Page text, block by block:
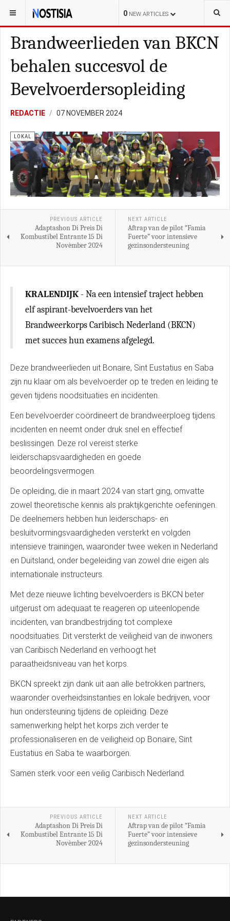
0 NEW ARTICLES
YOU ARE HERE: BONAIRE LOKAL
Brandweerlieden van BKCN
behalen succesvol de
Bevelvoerdersopleiding
REDACTIE 07 NOVEMBER 2024
LOKAL
PREVIOUS ARTICLE
Adaptashon Di Preis Di
Kombustibel Entrante 15 Di
Novèmber 2024
NEXT ARTICLE
Aftrap van de pilot “Famia
Fuerte” voor intensieve
gezinsondersteuning
KRALENDIJK- Na een intensief traject hebben
elf aspirant-bevelvoerders van het
Brandweerkorps Caribisch Nederland (BKCN)
met succes hun examens afgelegd.
Deze brandweerlieden uit Bonaire, Sint Eustatius en Saba
zijn nu klaar om als bevelvoerder op te treden en leiding te
geven tijdens noodsituaties en incidenten.
Een bevelvoerder coördineert de brandweerploeg tijdens
incidenten en neemt onder druk snel en effectief
beslissingen. Deze rol vereist sterke
leiderschapsvaardigheden en goede
beoordelingsvermogen.
De opleiding, die in maart 2024 van start ging, omvatte
zowel theoretische kennis als praktijkgerichte oefeningen.
De deelnemers hebben hun leiderschaps- en
besluitvormingsvaardigheden versterkt en volgden
intensieve trainingen, waaronder twee weken in Nederland
en Duitsland, onder begeleiding van zowel drie eigen als
internationale instructeurs.
Met deze nieuwe lichting bevelvoerders is BKCN beter
uitgerust om adequaat te reageren op uiteenlopende
incidenten, van brandbestrijding tot complexe
noodsituaties. Dit versterkt de veiligheid van de inwoners
van Caribisch Nederland en verhoogt het
paraatheidsniveau van het korps.
BKCN spreekt zijn dank uit aan alle betrokken partners,
waaronder overheidsinstanties en lokale bedrijven, voor
hun ondersteuning tijdens de opleiding. Deze
samenwerking helpt het korps zich verder te
professionaliseren en de veiligheid op Bonaire, Sint
Eustatius en Saba te waarborgen.
Samen sterk voor een veilig Caribisch Nederland.
PREVIOUS ARTICLE
Adaptashon Di Preis Di
Kombustibel Entrante 15 Di
Novèmber 2024
NEXT ARTICLE
Aftrap van de pilot “Famia
Fuerte” voor intensieve
gezinsondersteuning